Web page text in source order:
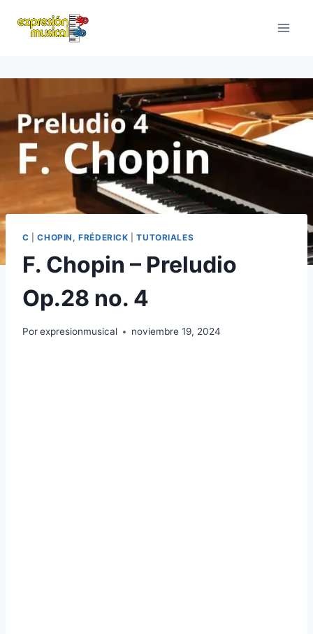
C |CHOPIN, FRÉDERICK |TUTORIALES
F. Chopin – Preludio
Op.28 no. 4
Porexpresionmusical noviembre 19, 2024